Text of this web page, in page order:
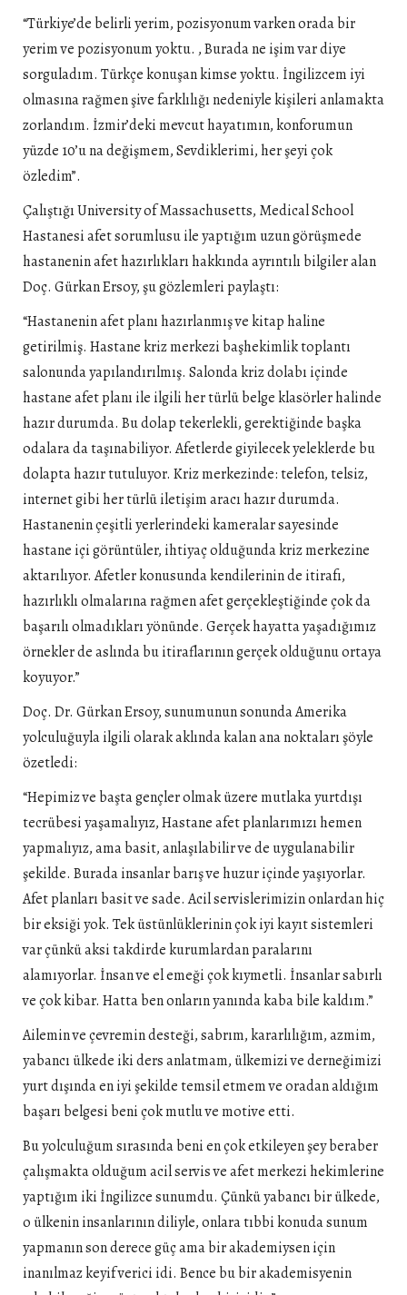
“Türkiye’de belirli yerim, pozisyonum varken orada bir
yerim ve pozisyonum yoktu. , Burada ne işim var diye
sorguladım. Türkçe konuşan kimse yoktu. İngilizcem iyi
olmasına rağmen şive farklılığı nedeniyle kişileri anlamakta
zorlandım. İzmir’deki mevcut hayatımın, konforumun
yüzde 10’u na değişmem, Sevdiklerimi, her şeyi çok
özledim”.
Çalıştığı University of Massachusetts, Medical School
Hastanesi afet sorumlusu ile yaptığım uzun görüşmede
hastanenin afet hazırlıkları hakkında ayrıntılı bilgiler alan
Doç. Gürkan Ersoy, şu gözlemleri paylaştı:
“Hastanenin afet planı hazırlanmış ve kitap haline
getirilmiş. Hastane kriz merkezi başhekimlik toplantı
salonunda yapılandırılmış. Salonda kriz dolabı içinde
hastane afet planı ile ilgili her türlü belge klasörler halinde
hazır durumda. Bu dolap tekerlekli, gerektiğinde başka
odalara da taşınabiliyor. Afetlerde giyilecek yeleklerde bu
dolapta hazır tutuluyor. Kriz merkezinde: telefon, telsiz,
internet gibi her türlü iletişim aracı hazır durumda.
Hastanenin çeşitli yerlerindeki kameralar sayesinde
hastane içi görüntüler, ihtiyaç olduğunda kriz merkezine
aktarılıyor. Afetler konusunda kendilerinin de itirafı,
hazırlıklı olmalarına rağmen afet gerçekleştiğinde çok da
başarılı olmadıkları yönünde. Gerçek hayatta yaşadığımız
örnekler de aslında bu itiraflarının gerçek olduğunu ortaya
koyuyor.”
Doç. Dr. Gürkan Ersoy, sunumunun sonunda Amerika
yolculuğuyla ilgili olarak aklında kalan ana noktaları şöyle
özetledi:
“Hepimiz ve başta gençler olmak üzere mutlaka yurtdışı
tecrübesi yaşamalıyız, Hastane afet planlarımızı hemen
yapmalıyız, ama basit, anlaşılabilir ve de uygulanabilir
şekilde. Burada insanlar barış ve huzur içinde yaşıyorlar.
Afet planları basit ve sade. Acil servislerimizin onlardan hiç
bir eksiği yok. Tek üstünlüklerinin çok iyi kayıt sistemleri
var çünkü aksi takdirde kurumlardan paralarını
alamıyorlar. İnsan ve el emeği çok kıymetli. İnsanlar sabırlı
ve çok kibar. Hatta ben onların yanında kaba bile kaldım.”
Ailemin ve çevremin desteği, sabrım, kararlılığım, azmim,
yabancı ülkede iki ders anlatmam, ülkemizi ve derneğimizi
yurt dışında en iyi şekilde temsil etmem ve oradan aldığım
başarı belgesi beni çok mutlu ve motive etti.
Bu yolculuğum sırasında beni en çok etkileyen şey beraber
çalışmakta olduğum acil servis ve afet merkezi hekimlerine
yaptığım iki İngilizce sunumdu. Çünkü yabancı bir ülkede,
o ülkenin insanlarının diliyle, onlara tıbbi konuda sunum
yapmanın son derece güç ama bir akademiysen için
inanılmaz keyif verici idi. Bence bu bir akademisyenin